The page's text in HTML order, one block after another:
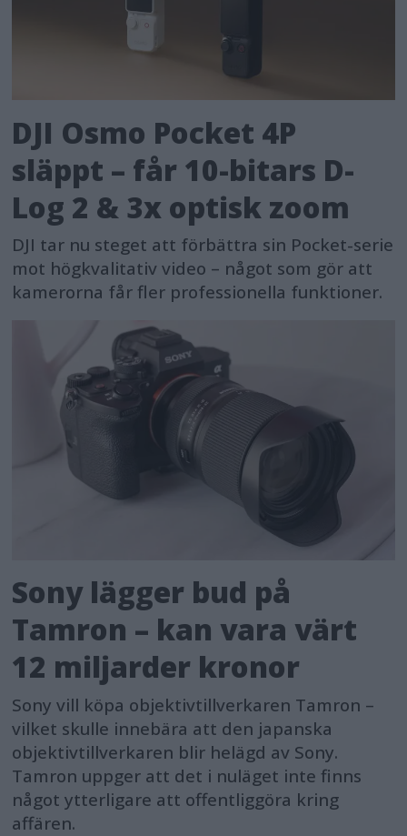
DJI Osmo Pocket 4P
släppt – får 10-bitars D-
Log 2 & 3x optisk zoom
DJI tar nu steget att förbättra sin Pocket-serie
mot högkvalitativ video – något som gör att
kamerorna får fler professionella funktioner.
Sony lägger bud på
Tamron – kan vara värt
12 miljarder kronor
Sony vill köpa objektivtillverkaren Tamron –
vilket skulle innebära att den japanska
objektivtillverkaren blir helägd av Sony.
Tamron uppger att det i nuläget inte finns
något ytterligare att offentliggöra kring
affären.